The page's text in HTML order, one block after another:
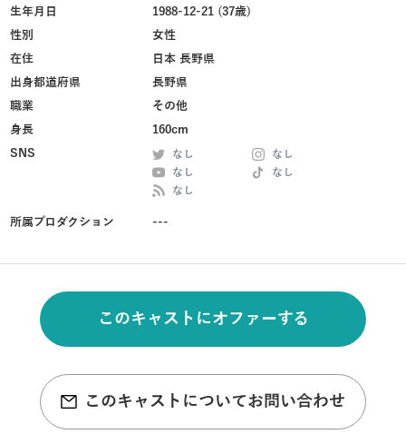
生年月日
1988-12-21 (37歳)
性別
女性
在住
日本 長野県
出身都道府県
長野県
職業
その他
身長
160cm
SNS
なし
なし
なし
なし
なし
所属プロダクション ---
このキャストにオファーする
このキャストについてお問い合わせ